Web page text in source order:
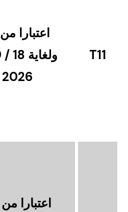
T11
اعتبارا من 14
2026
اعتبارا من 02